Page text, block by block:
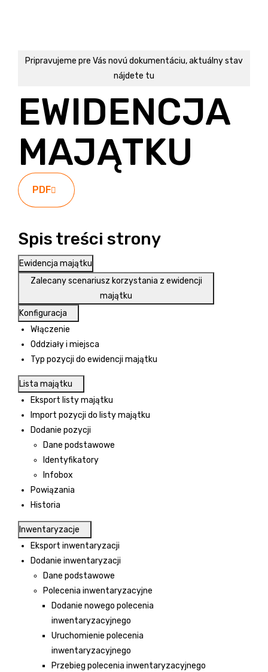
Pripravujeme pre Vás novú dokumentáciu, aktuálny stav
nájdete tu
EWIDENCJA
MAJĄTKU
PDF
Spis treści strony
Ewidencja majątku
Zalecany scenariusz korzystania z ewidencji
majątku
Konfiguracja
Włączenie
Oddziały i miejsca
Typ pozycji do ewidencji majątku
Lista majątku
Eksport listy majątku
Import pozycji do listy majątku
Dodanie pozycji
Dane podstawowe
Identyfikatory
Infobox
Powiązania
Historia
Inwentaryzacje
Eksport inwentaryzacji
Dodanie inwentaryzacji
Dane podstawowe
Polecenia inwentaryzacyjne
Dodanie nowego polecenia
inwentaryzacyjnego
Uruchomienie polecenia
inwentaryzacyjnego
Przebieg polecenia inwentaryzacyjnego